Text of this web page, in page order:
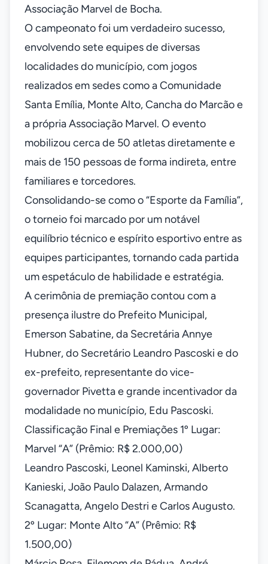
Associação Marvel de Bocha.
O campeonato foi um verdadeiro sucesso,
envolvendo sete equipes de diversas
localidades do município, com jogos
realizados em sedes como a Comunidade
Santa Emília, Monte Alto, Cancha do Marcão e
a própria Associação Marvel. O evento
mobilizou cerca de 50 atletas diretamente e
mais de 150 pessoas de forma indireta, entre
familiares e torcedores.
Consolidando-se como o “Esporte da Família”,
o torneio foi marcado por um notável
equilíbrio técnico e espírito esportivo entre as
equipes participantes, tornando cada partida
um espetáculo de habilidade e estratégia.
A cerimônia de premiação contou com a
presença ilustre do Prefeito Municipal,
Emerson Sabatine, da Secretária Annye
Hubner, do Secretário Leandro Pascoski e do
ex-prefeito, representante do vice-
governador Pivetta e grande incentivador da
modalidade no município, Edu Pascoski.
Classificação Final e Premiações 1º Lugar:
Marvel “A” (Prêmio: R$ 2.000,00)
Leandro Pascoski, Leonel Kaminski, Alberto
Kanieski, João Paulo Dalazen, Armando
Scanagatta, Angelo Destri e Carlos Augusto.
2º Lugar: Monte Alto “A” (Prêmio: R$
1.500,00)